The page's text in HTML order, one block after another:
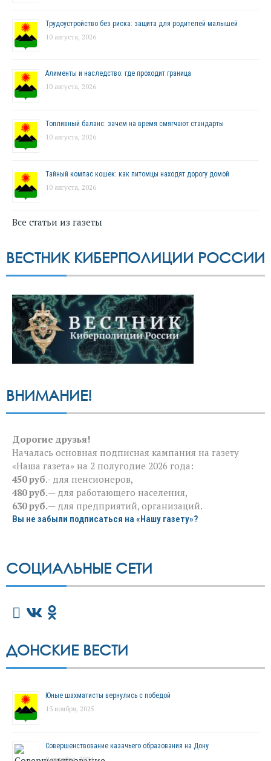
Трудоустройство без риска: защита для родителей малышей
10 августа, 2026
Алименты и наследство: где проходит граница
10 августа, 2026
Топливный баланс: зачем на время смягчают стандарты
10 августа, 2026
Тайный компас кошек: как питомцы находят дорогу домой
10 августа, 2026
Все статьи из газеты
ВЕСТНИК КИБЕРПОЛИЦИИ РОССИИ
ВНИМАНИЕ!
Дорогие друзья!
Началась основная подписная кампания на газету
«Наша газета» на 2 полугодие 2026 года:
450 руб.- для пенсионеров,
480 руб.— для работающего населения,
630 руб.— для предприятий, организаций.
Вы не забыли подписаться на «Нашу газету»?
СОЦИАЛЬНЫЕ СЕТИ
ДОНСКИЕ ВЕСТИ
Юные шахматисты вернулись с победой
13 ноября, 2025
Совершенствование казачьего образования на Дону
9 октября, 2024